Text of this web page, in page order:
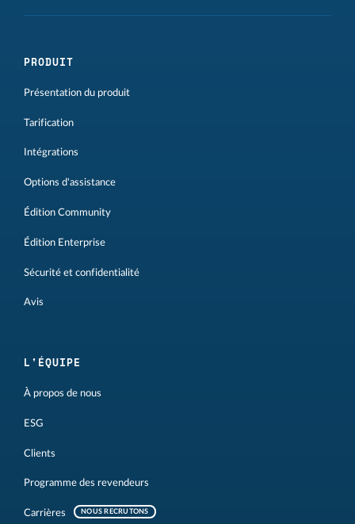
PRODUIT
Présentation du produit
Tarification
Intégrations
Options d'assistance
Édition Community
Édition Enterprise
Sécurité et confidentialité
Avis
L'ÉQUIPE
À propos de nous
ESG
Clients
Programme des revendeurs
Carrières NOUS RECRUTONS